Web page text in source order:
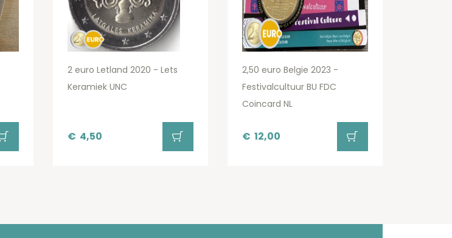
2 euro Letland 2020 - Lets
Keramiek UNC
€ 4,50
2,50 euro Belgie 2023 -
Festivalcultuur BU FDC
Coincard NL
€ 12,00